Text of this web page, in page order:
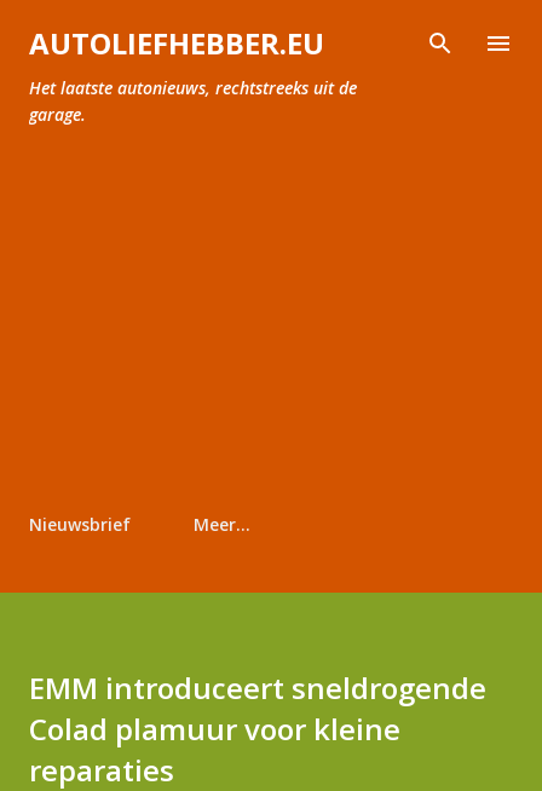
Doorgaan naar hoofdcontent
AUTOLIEFHEBBER.EU
Het laatste autonieuws, rechtstreeks uit de
garage.
Nieuwsbrief Meer…
EMM introduceert sneldrogende
Colad plamuur voor kleine
reparaties